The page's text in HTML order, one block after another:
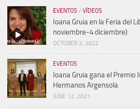
EVENTOS / VÍDEOS
Ioana Gruia en la Feria del
noviembre-4 diciembre)
OCTOBER 3, 2022
EVENTOS
Ioana Gruia gana el Premio
Hermanos Argensola
JUNE 12, 2021